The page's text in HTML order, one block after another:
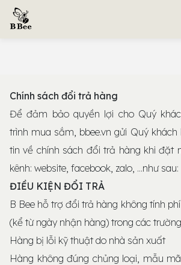
Chính sách đổi trả hàng
Để đảm bảo quyền lợi cho Quý
trình mua sắm, bbee.vn gửi Quý
tin về chính sách đổi trả hàng khi đặt
kênh: website, facebook, zalo, ...như sau:
ĐIỀU KIỆN ĐỔI TRẢ
B Bee hỗ trợ đổi trả hàng không tính
(kể từ ngày nhận hàng) trong các
Hàng bị lỗi kỹ thuật do nhà sản xuất
Hàng không đúng chủng loại, mẫu